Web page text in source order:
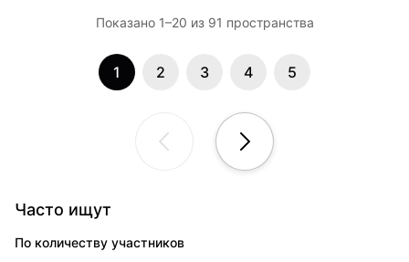
Показано 1–20 из 91 пространствa
1 2 3 4 5
Часто ищут
По количеству участников